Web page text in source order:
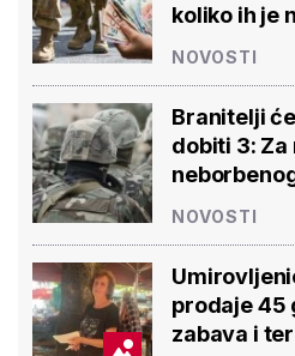
koliko ih je
NOVOSTI
Branitelji
dobiti 3: Za
NOVOSTI
prodaje 45
zabava i